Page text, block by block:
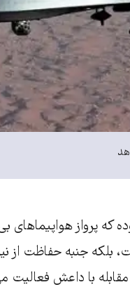
که پرواز هواپیماهای
بلکه جنبه حفاظت از
با داعش فعالیت